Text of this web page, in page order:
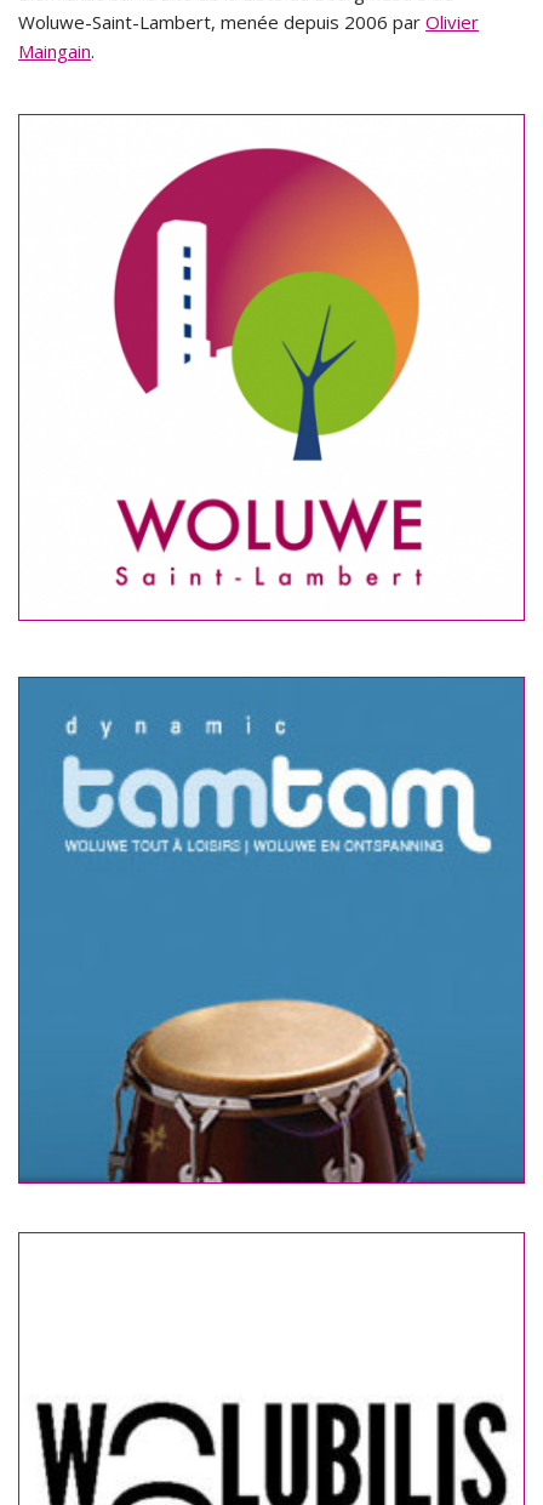
Woluwe-Saint-Lambert, menée depuis 2006 par Olivier
Maingain.